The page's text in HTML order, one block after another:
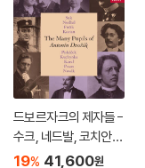
드보르자크의 제자들 -
수크, 네드발, 코치안,
노바크, 푸치크 외 (Th
19% 41,600원